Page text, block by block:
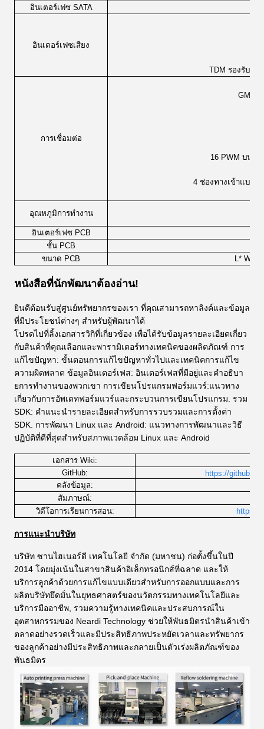
อินเตอร์เฟซ SATA
อินเตอร์เฟซเสียง
TDM รองรับสูง
การเชื่อมต่อ
GMAC
16 PWM บนชิ
4 ช่องทางเข้าแบบเ
อุณหภูมิการทํางาน
อินเตอร์เฟซ PCB
ชั้น PCB
ขนาด PCB
L* W *
หนังสือที่นักพัฒนาต้องอ่าน!
ยินดีต้อนรับสู่ศูนย์ทรัพยากรของเรา ที่คุณสามารถหาลิงค์และข้อมูล
ที่มีประโยชน์ต่างๆ สําหรับผู้พัฒนาได้
โปรดไปที่ลิ้งเอกสารวิกิที่เกี่ยวข้อง เพื่อได้รับข้อมูลรายละเอียดเกี่ยว
กับสินค้าที่คุณเลือกและพารามิเตอร์ทางเทคนิคของผลิตภัณฑ์ การ
แก้ไขปัญหา: ขั้นตอนการแก้ไขปัญหาทั่วไปและเทคนิคการแก้ไข
ความผิดพลาด ข้อมูลอินเตอร์เฟส: อินเตอร์เฟสที่มีอยู่และคําอธิบา
ยการทํางานของพวกเขา การเขียนโปรแกรมฟอร์มแวร์:แนวทาง
เกี่ยวกับการอัพเดทฟอร์มแวร์และกระบวนการเขียนโปรแกรม. รวม
SDK: คําแนะนํารายละเอียดสําหรับการรวบรวมและการตั้งค่า
SDK. การพัฒนา Linux และ Android: แนวทางการพัฒนาและวิธี
ปฏิบัติที่ดีที่สุดสําหรับสภาพแวดล้อม Linux และ Android
เอกสาร Wiki:
GitHub:
https://
คลังข้อมูล:
สัมภาษณ์:
วิดีโอการเรียนการสอน:
https://
การแนะนําบริษัท
บริษัท ซานไฮเนอร์ดี เทคโนโลยี จํากัด (มหาชน) ก่อตั้งขึ้นในปี
2014 โดยมุ่งเน้นในสาขาสินค้าอิเล็กทรอนิกส์ที่ฉลาด และให้
บริการลูกค้าด้วยการแก้ไขแบบเดียวสําหรับการออกแบบและการ
ผลิตบริษัทยึดมั่นในยุทธศาสตร์ของนวัตกรรมทางเทคโนโลยีและ
บริการมืออาชีพ, รวมความรู้ทางเทคนิคและประสบการณ์ใน
อุตสาหกรรมของ Neardi Technology ช่วยให้พันธมิตรนําสินค้าเข้า
ตลาดอย่างรวดเร็วและมีประสิทธิภาพประหยัดเวลาและทรัพยากร
ของลูกค้าอย่างมีประสิทธิภาพและกลายเป็นตัวเร่งผลิตภัณฑ์ของ
พันธมิตร